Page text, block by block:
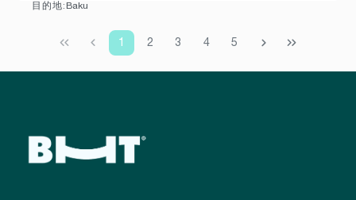
目的地: Baku
1 2 3 4 5